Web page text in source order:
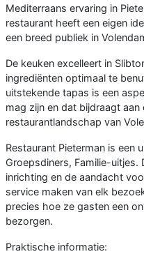
Mediterraans ervaring in
restaurant heeft een eigen
een breed publiek in
De keuken excelleert in
ingrediënten optimaal te
uitstekende tapas is een
mag zijn en dat bijdraagt
restaurantlandschap van
Restaurant Pieterman is een
Groepsdiners, Familie-uitjes.
inrichting en de aandacht
service maken van elk
precies hoe ze gasten een
bezorgen.
Praktische informatie: